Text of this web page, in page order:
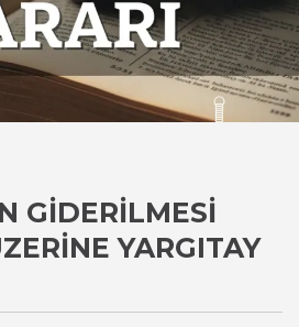
GIDERILMESI
YARGITAY